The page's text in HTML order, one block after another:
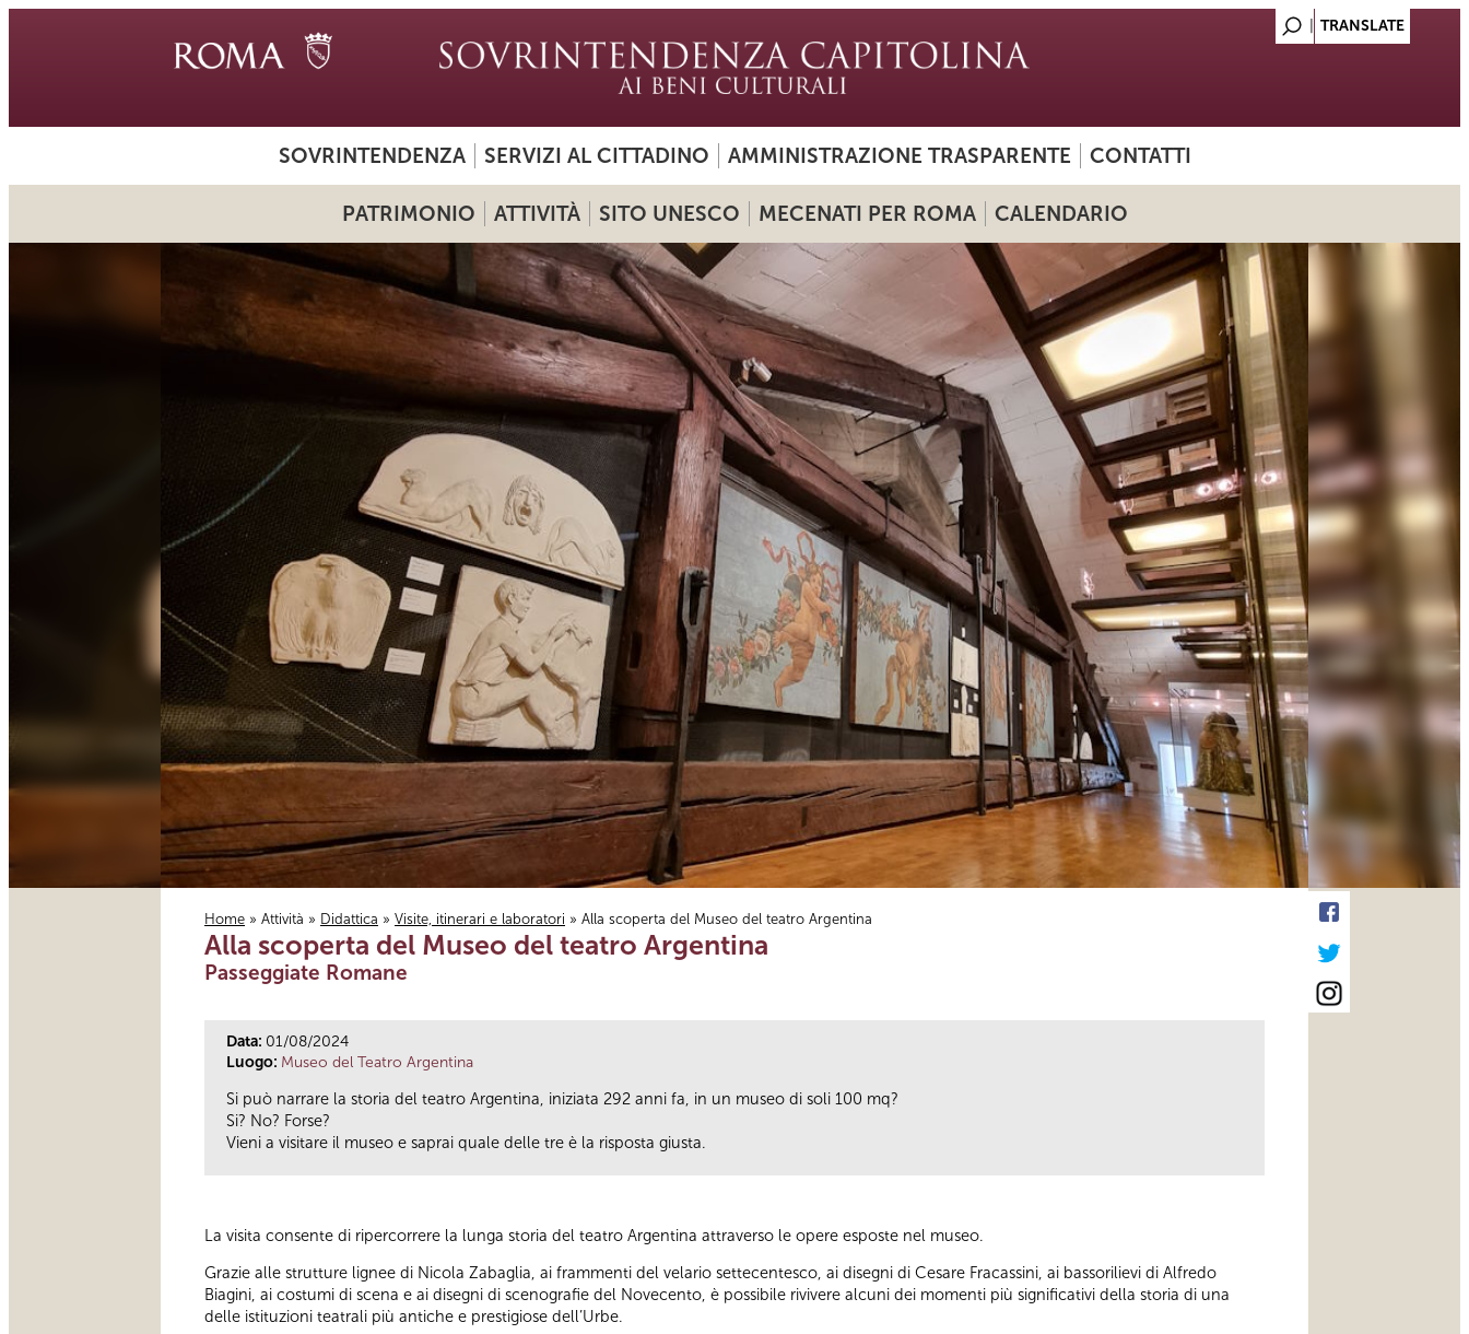
SOVRINTENDENZA SERVIZI AL CITTADINO AMMINISTRAZIONE TRASPARENTE CONTATTI
PATRIMONIO ATTIVITÀ SITO UNESCO MECENATI PER ROMA CALENDARIO
Tu sei qui
Home » Attività » Didattica » Visite, itinerari e laboratori » Alla scoperta del Museo del teatro Argentina
Alla scoperta del Museo del teatro Argentina
Passeggiate Romane
Data: 01/08/2024
Luogo: Museo del Teatro Argentina
Si può narrare la storia del teatro Argentina, iniziata 292 anni fa, in un museo di soli 100 mq?
Si? No? Forse?
Vieni a visitare il museo e saprai quale delle tre è la risposta giusta.
La visita consente di ripercorrere la lunga storia del teatro Argentina attraverso le opere esposte nel museo.
Grazie alle strutture lignee di Nicola Zabaglia, ai frammenti del velario settecentesco, ai disegni di Cesare Fracassini, ai bassorilievi di Alfredo
Biagini, ai costumi di scena e ai disegni di scenografie del Novecento, è possibile rivivere alcuni dei momenti più significativi della storia di una
delle istituzioni teatrali più antiche e prestigiose dell’Urbe.